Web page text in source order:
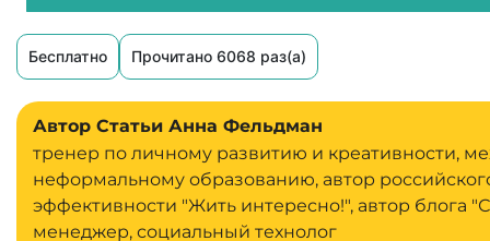
Бесплатно Прочитано 6068 раз(а)
Автор Статьи Анна Фельдман
тренер по личному развитию и креативности,
неформальному образованию, автор
эффективности "Жить интересно!", автор блога
менеджер, социальный технолог